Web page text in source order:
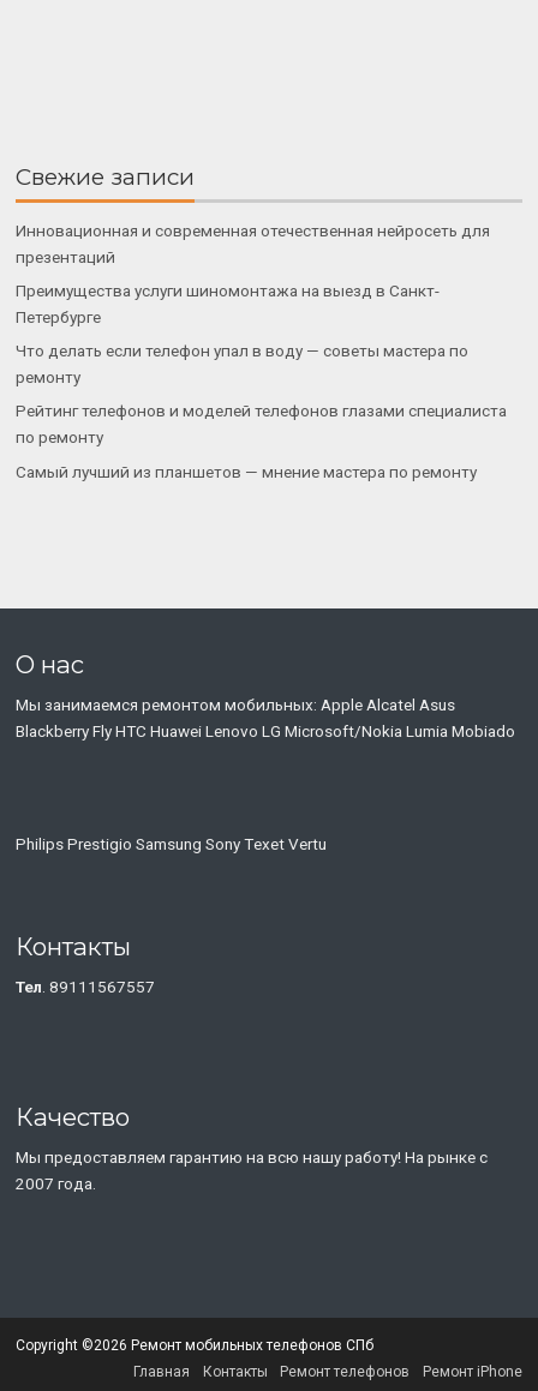
Свежие записи
Инновационная и современная отечественная нейросеть для
презентаций
Преимущества услуги шиномонтажа на выезд в Санкт-
Петербурге
Что делать если телефон упал в воду — советы мастера по
ремонту
Рейтинг телефонов и моделей телефонов глазами специалиста
по ремонту
Самый лучший из планшетов — мнение мастера по ремонту
О нас
Мы занимаемся ремонтом мобильных: Apple Alcatel Asus
Blackberry Fly HTC Huawei Lenovo LG Microsoft/Nokia Lumia Mobiado
Philips Prestigio Samsung Sony Тexet Vertu
Контакты
Тел. 89111567557
Качество
Мы предоставляем гарантию на всю нашу работу! На рынке с
2007 года.
Copyright ©2026 Ремонт мобильных телефонов СПб
Главная
Контакты Ремонт телефонов Ремонт iPhone